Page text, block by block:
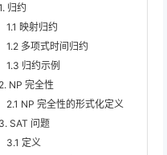
性
归约
1.1 映射归约
1.2 多项式时间归约
1.3 归约示例
2. NP 完全性
2.1 NP 完全性的形式化定义
3. SAT 问题
3.1 定义